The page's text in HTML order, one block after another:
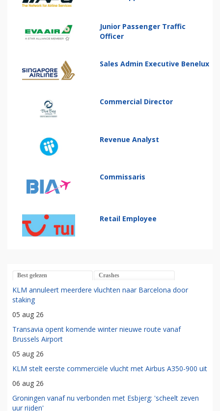
Junior Passenger Traffic
Officer
Sales Admin Executive Benelux
Commercial Director
Revenue Analyst
Commissaris
Retail Employee
Best gelezen Crashes
KLM annuleert meerdere vluchten naar Barcelona door
staking
05 aug 26
Transavia opent komende winter nieuwe route vanaf
Brussels Airport
05 aug 26
KLM stelt eerste commerciële vlucht met Airbus A350-900 uit
06 aug 26
Groningen vanaf nu verbonden met Esbjerg: 'scheelt zeven
uur rijden'